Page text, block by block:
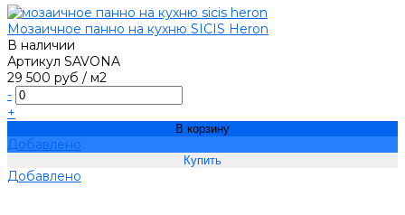
Мозаичное панно на кухню SICIS Heron
В наличии
Артикул SAVONA
29 500 руб / м2
-
+
В корзину
Добавлено
Добавлено